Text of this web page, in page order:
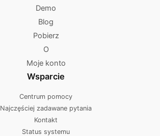
Demo
Blog
Pobierz
O
Moje konto
Wsparcie
Centrum pomocy
Najczęściej zadawane pytania
Kontakt
Status systemu